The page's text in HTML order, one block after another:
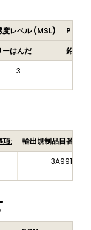
度レベル (MSL)
Peak
ーはんだ
鉛フリ
3
項:
輸出規制品目番号（
3A991A2